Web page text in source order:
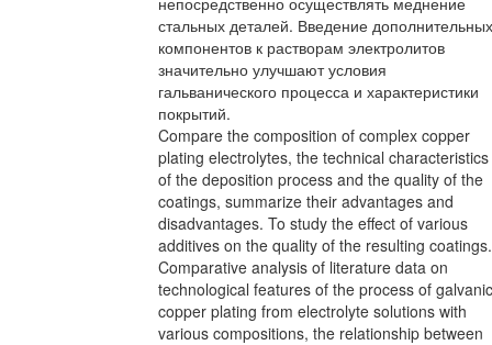
стальных деталей. Введение дополнительных
компонентов к растворам электролитов
значительно улучшают условия
гальванического процесса и характеристики
покрытий.
Compare the composition of complex copper
plating electrolytes, the technical characteristics
of the deposition process and the quality of the
coatings, summarize their advantages and
disadvantages. To study the effect of various
additives on the quality of the resulting coatings.
Comparative analysis of literature data on
technological features of the process of galvanic
copper plating from electrolyte solutions with
various compositions, the relationship between